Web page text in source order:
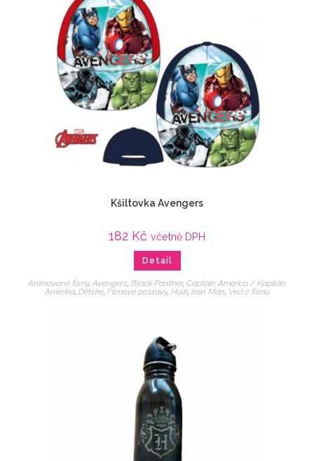
Kšiltovka Avengers
182 Kč včetně DPH
Detail
Animované filmy, Avengers, Black Panther, Captain America / Kapitán
Amerika, Dětské, Filmové postavy, Hulk, Iron Man, Veci z filmu